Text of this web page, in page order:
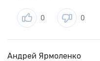
0 0
Андрей Ярмоленко